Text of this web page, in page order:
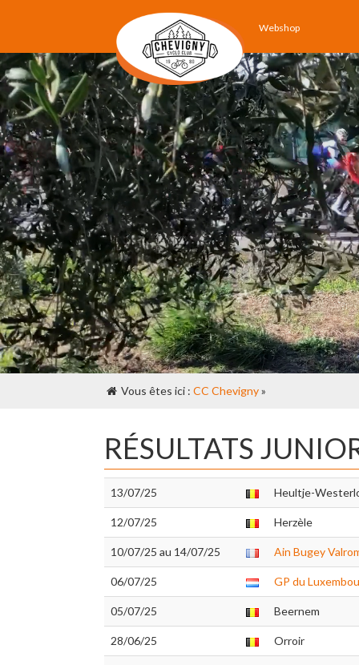
Webshop
Vous êtes ici : CC Chevigny»
RÉSULTATS
13/07/25 Heultje-
12/07/25 Herzèle
10/07/25 au 14/07/25 Ain Bugey
06/07/25 GP du
05/07/25 Beernem
28/06/25 Orroir